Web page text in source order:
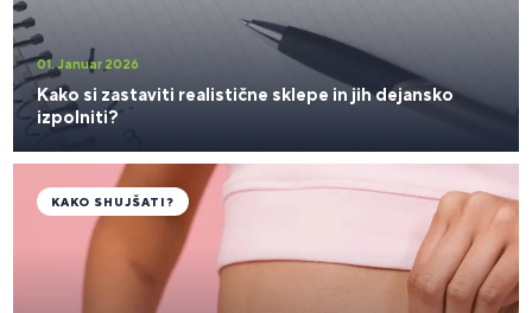
01. Januar 2026
Kako si zastaviti realistične sklepe in jih dejansko
izpolniti?
KAKO SHUJŠATI?